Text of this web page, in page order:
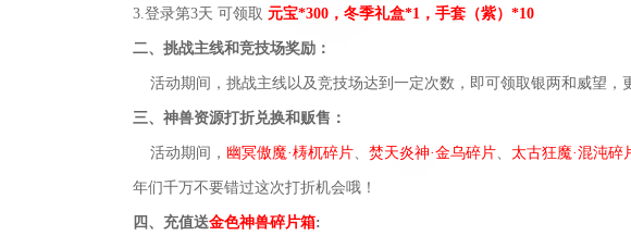
3.登录第3天 可领取 元宝*300，冬季礼盒*1， 手套（紫） *10
二、 挑战主线和竞技场奖励：
活动期间，挑战主线以及竞技场达到一定次数，即可领取银两和威望
三、神兽资源打折兑换和贩售：
活动期间， 幽冥傲魔·梼杌碎片、 焚天炎神·金乌碎片、 太古狂魔·混沌碎
年们千万不要错过这次打折机会哦！
四、 充值送金色神兽碎片箱: